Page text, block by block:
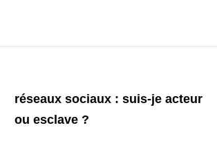
réseaux sociaux : suis-je acteur
ou esclave ?